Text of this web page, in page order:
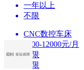
一年以上
不限
CNC数控车床
7000-12000元/月
不限
不限